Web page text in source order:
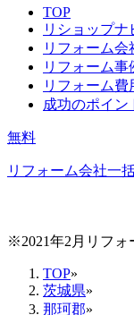
TOP
リショップナ
リフォーム会
リフォーム事
リフォーム費
成功のポイン
無料
リフォーム会社一
※2021年2月リフォ
TOP»
茨城県»
那珂郡»